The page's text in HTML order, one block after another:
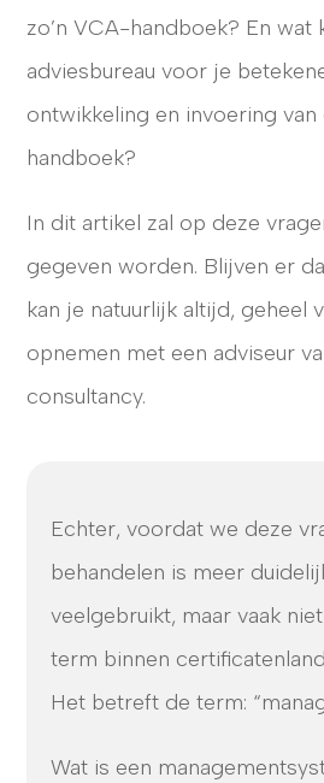
zo’n VCA-handboek? En wat
adviesbureau voor je
ontwikkeling en invoering
handboek?
In dit artikel zal op deze
gegeven worden. Blijven er
kan je natuurlijk altijd, geheel
opnemen met een adviseur
consultancy.
Echter, voordat we deze
behandelen is meer
veelgebruikt, maar vaak
term binnen
Het betreft de term:
Wat is een